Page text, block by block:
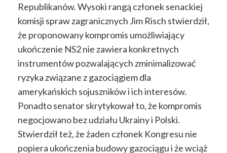
Republikanów. Wysoki rangą członek senackiej
komisji spraw zagranicznych Jim Risch stwierdził,
że proponowany kompromis umożliwiający
ukończenie NS2 nie zawiera konkretnych
instrumentów pozwalających zminimalizować
ryzyka związane z gazociągiem dla
amerykańskich sojuszników i ich interesów.
Ponadto senator skrytykował to, że kompromis
negocjowano bez udziału Ukrainy i Polski.
Stwierdził też, że żaden członek Kongresu nie
popiera ukończenia budowy gazociągu i że wciąż